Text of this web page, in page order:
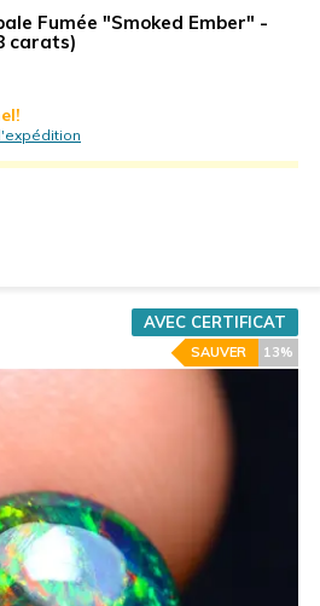
Fumée "Smoked Ember" -
carats)
AVEC CERTIFICAT
13%
SAUVER